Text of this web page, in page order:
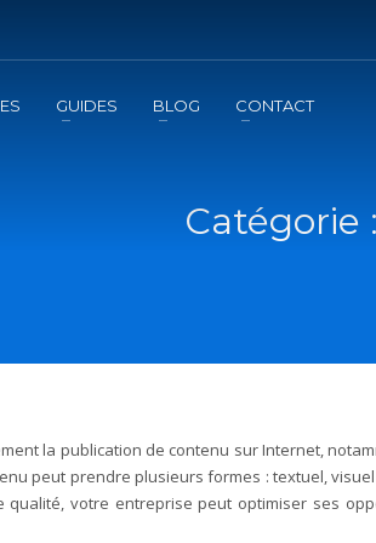
?
GUIDES BLOG CONTACT
Catégorie
la publication de contenu sur Internet,
peut prendre plusieurs formes : textuel,
votre entreprise peut optimiser ses